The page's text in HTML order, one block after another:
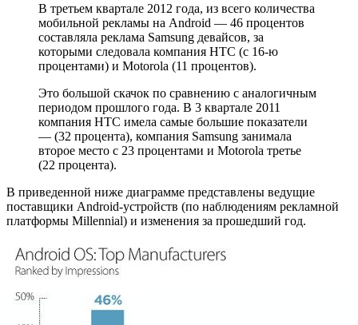
В третьем квартале 2012 года, из всего количества
мобильной рекламы на Android — 46 процентов
составляла реклама Samsung девайсов, за
которыми следовала компания HTC (с 16-ю
процентами) и Motorola (11 процентов).
Это большой скачок по сравнению с аналогичным
периодом прошлого года. В 3 квартале 2011
компания HTC имела самые большие показатели
— (32 процента), компания Samsung занимала
второе место с 23 процентами и Motorola третье
(22 процента).
В приведенной ниже диаграмме представлены ведущие
поставщики Android-устройств (по наблюдениям рекламной
платформы Millennial) и изменения за прошедший год.